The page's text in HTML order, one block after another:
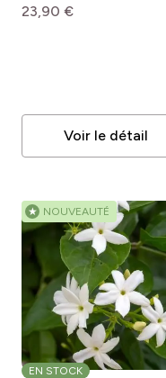
Serre
23,90 €
Voir le détail
★ NOUVEAUTÉ
EN STOCK